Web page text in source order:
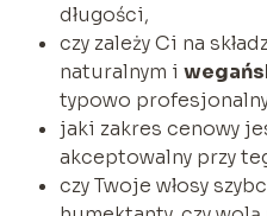
długości,
czy zależy Ci na
naturalnym i
typowo
jaki zakres cenowy
akceptowalny przy
czy Twoje włosy